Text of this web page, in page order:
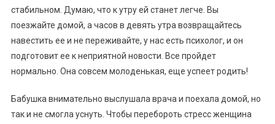
стабильном. Думаю, что к утру ей станет легче. Вы
поезжайте домой, а часов в девять утра возвращайтесь
навестить ее и не переживайте, у нас есть психолог, и он
подготовит ее к неприятной новости. Все пройдет
нормально. Она совсем молоденькая, еще успеет родить!
Бабушка внимательно выслушала врача и поехала домой, но
так и не смогла уснуть. Чтобы перебороть стресс женщина